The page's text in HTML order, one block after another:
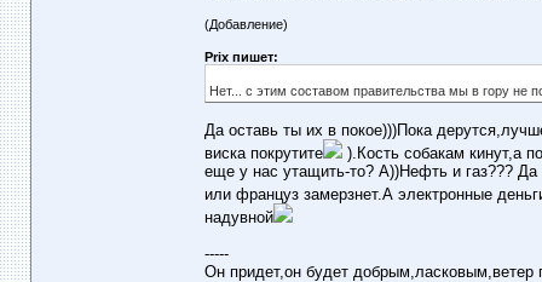
(Добавление)
Prix пишет:
Нет... с этим составом правительства мы в гору не
Да оставь ты их в покое)))Пока
виска покрутите
).Кость собакам кинут,а
еще у нас утащить-то? А))Нефть и газ???
или француз замерзнет.А электронные
надувной
-----
Он придет,он будет добрым,ласковым,ветер